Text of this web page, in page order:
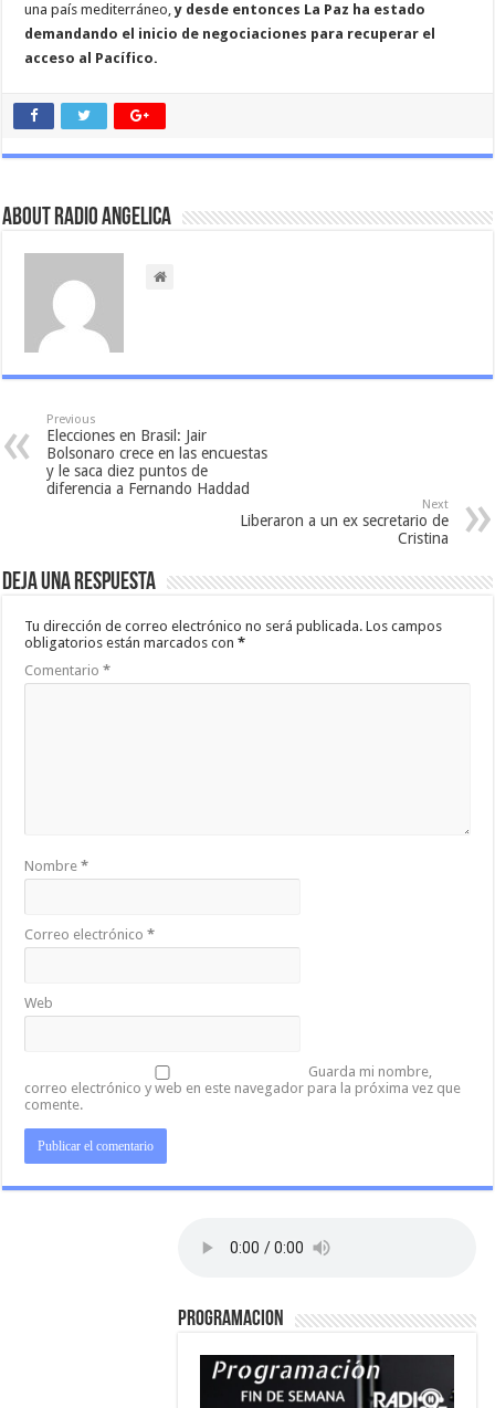
una país mediterráneo,y desde entonces La Paz ha estado
demandando el inicio de negociaciones para recuperar el
acceso al Pacífico.
About Radio Angelica
Previous
Elecciones en Brasil: Jair
Bolsonaro crece en las encuestas
y le saca diez puntos de
diferencia a Fernando Haddad
Next
Liberaron a un ex secretario de
Cristina
Deja una respuesta
Tu dirección de correo electrónico no será publicada. Los campos
obligatorios están marcados con*
Comentario*
Nombre*
Correo electrónico*
Web
Guarda mi nombre,
correo electrónico y web en este navegador para la próxima vez que
comente.
PROGRAMACION